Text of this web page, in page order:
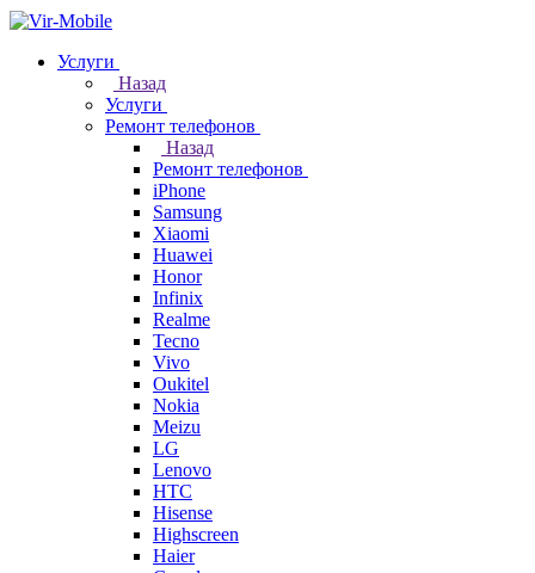
Услуги
Назад
Услуги
Ремонт телефонов
Назад
Ремонт телефонов
iPhone
Samsung
Xiaomi
Huawei
Honor
Infinix
Realme
Tecno
Vivo
Oukitel
Nokia
Meizu
LG
Lenovo
HTC
Hisense
Highscreen
Haier